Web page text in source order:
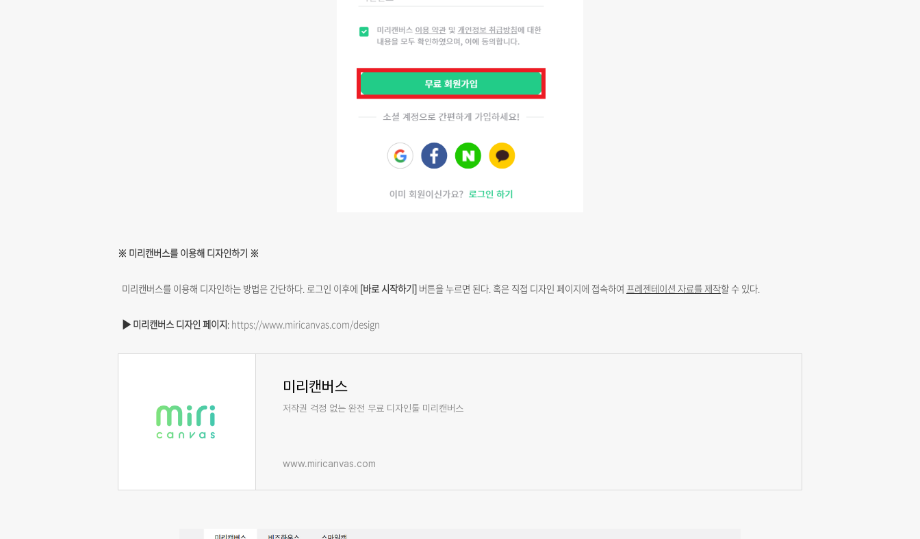
※ 미리캔버스를 이용해 디자인하기 ※
미리캔버스를 이용해 디자인하는 방법은 간단하다. 로그인 이후에 [바로 시작하기] 버튼을 누르면 된다. 혹은 직접 디자인 페이지에 접속하여 프레젠테이션 자료를 제작할 수 있다.
▶ 미리캔버스 디자인 페이지: https://www.miricanvas.com/design
미리캔버스
저작권 걱정 없는 완전 무료 디자인툴 미리캔버스
www.miricanvas.com